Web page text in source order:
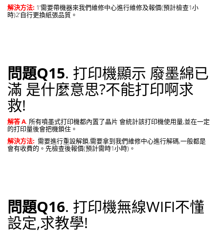
解決方法: 1’需要帶機器來我們維修中心進行維修及報價(預計檢查1小
時)2’自行更換紙張品質。
問題Q15. 打印機顯示 廢墨綿已
滿 是什麼意思?不能打印啊求
救!
解答 A. 所有噴墨式打印機都內置了晶片 會統計該打印機使用量,並在一定
的打印量後會把機鎖住。
解決方法: 需要進行重設解鎖,需要拿到我們維修中心進行解碼,一般都是
會有收費的。先檢查後報價(預計需時1小時)。
問題Q16. 打印機無線WIFI不懂
設定,求教學!